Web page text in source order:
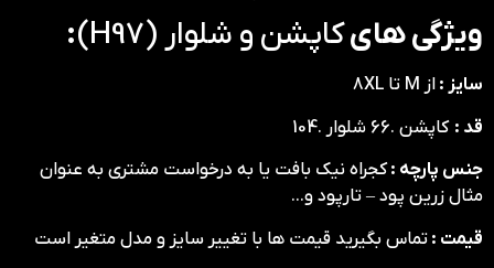
ویژگی هایکاپشن و شلوار (H97) :
سایز : از M تا 8XL
قد : کاپشن .66 شلوار .104
جنس پارچه :کجراه نیک بافت یا به درخواست مشتری به عنوان
مثال زرین پود – تارپود و…
قیمت : تماس بگیرید قیمت ها با تغییر سایز و مدل متغیر است